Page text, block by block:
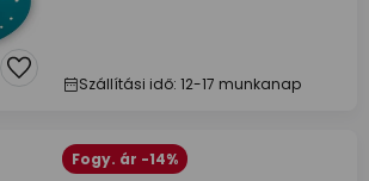
Szállítási idő: 12-17 munkanap
Fogy. ár -14%